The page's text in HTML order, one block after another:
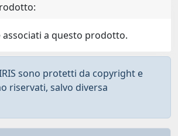
associati a questo prodotto.
sono protetti da copyright e
riservati, salvo diversa